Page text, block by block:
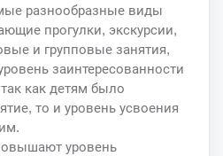
разнообразные виды
прогулки, экскурсии,
и групповые занятия,
заинтересованности
как детям было
то и уровень усвоения
уровень